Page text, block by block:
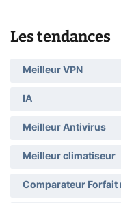
Les tendances
Meilleur VPN
IA
Meilleur Antivirus
Meilleur climatiseur
Comparateur Forfait